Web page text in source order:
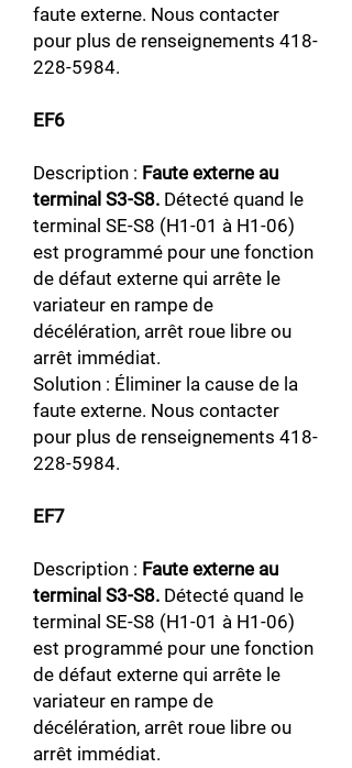
faute externe. Nous contacter
pour plus de renseignements 418-
228-5984.
EF6
Description : Faute externe au
terminal S3-S8. Détecté quand le
terminal SE-S8 (H1-01 à H1-06)
est programmé pour une fonction
de défaut externe qui arrête le
variateur en rampe de
décélération, arrêt roue libre ou
arrêt immédiat.
Solution : Éliminer la cause de la
faute externe. Nous contacter
pour plus de renseignements 418-
228-5984.
EF7
Description : Faute externe au
terminal S3-S8. Détecté quand le
terminal SE-S8 (H1-01 à H1-06)
est programmé pour une fonction
de défaut externe qui arrête le
variateur en rampe de
décélération, arrêt roue libre ou
arrêt immédiat.